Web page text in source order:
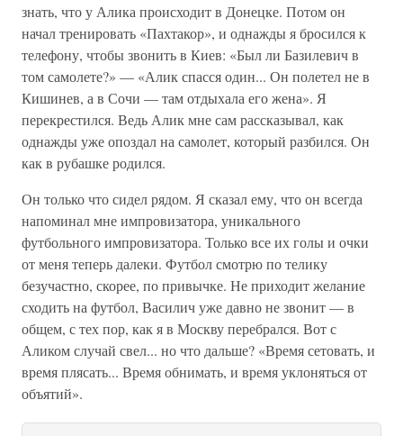
знать, что у Алика происходит в Донецке. Потом он
начал тренировать «Пахтакор», и однажды я бросился к
телефону, чтобы звонить в Киев: «Был ли Базилевич в
том самолете?» — «Алик спасся один... Он полетел не в
Кишинев, а в Сочи — там отдыхала его жена». Я
перекрестился. Ведь Алик мне сам рассказывал, как
однажды уже опоздал на самолет, который разбился. Он
как в рубашке родился.
Он только что сидел рядом. Я сказал ему, что он всегда
напоминал мне импровизатора, уникального
футбольного импровизатора. Только все их голы и очки
от меня теперь далеки. Футбол смотрю по телику
безучастно, скорее, по привычке. Не приходит желание
сходить на футбол, Василич уже давно не звонит — в
общем, с тех пор, как я в Москву перебрался. Вот с
Аликом случай свел... но что дальше? «Время сетовать, и
время плясать... Время обнимать, и время уклоняться от
объятий».